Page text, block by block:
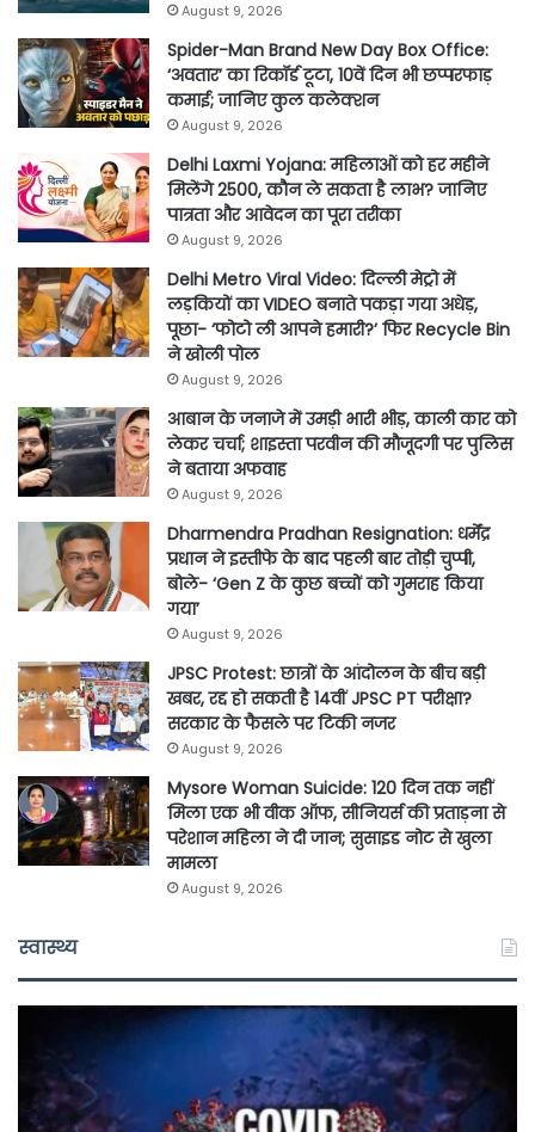
August 9, 2026
Spider-Man Brand New Day Box Office:
‘अवतार’ का रिकॉर्ड टूटा, 10वें दिन भी छप्परफाड़
कमाई; जानिए कुल कलेक्शन
August 9, 2026
Delhi Laxmi Yojana: महिलाओं को हर महीने
मिलेंगे 2500, कौन ले सकता है लाभ? जानिए
पात्रता और आवेदन का पूरा तरीका
August 9, 2026
Delhi Metro Viral Video: दिल्ली मेट्रो में
लड़कियों का VIDEO बनाते पकड़ा गया अधेड़,
पूछा- ‘फोटो ली आपने हमारी?’ फिर Recycle Bin
ने खोली पोल
August 9, 2026
आबान के जनाजे में उमड़ी भारी भीड़, काली कार को
लेकर चर्चा; शाइस्ता परवीन की मौजूदगी पर पुलिस
ने बताया अफवाह
August 9, 2026
Dharmendra Pradhan Resignation: धर्मेंद्र
प्रधान ने इस्तीफे के बाद पहली बार तोड़ी चुप्पी,
बोले- ‘Gen Z के कुछ बच्चों को गुमराह किया
गया’
August 9, 2026
JPSC Protest: छात्रों के आंदोलन के बीच बड़ी
खबर, रद्द हो सकती है 14वीं JPSC PT परीक्षा?
सरकार के फैसले पर टिकी नजर
August 9, 2026
Mysore Woman Suicide: 120 दिन तक नहीं
मिला एक भी वीक ऑफ, सीनियर्स की प्रताड़ना से
परेशान महिला ने दी जान; सुसाइड नोट से खुला
मामला
August 9, 2026
स्वास्थ्य